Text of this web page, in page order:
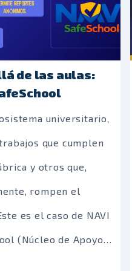
de las aulas:
universitario,
que cumplen
y otros que,
rompen el
es el caso de NAVI
(Núcleo de Apoyo